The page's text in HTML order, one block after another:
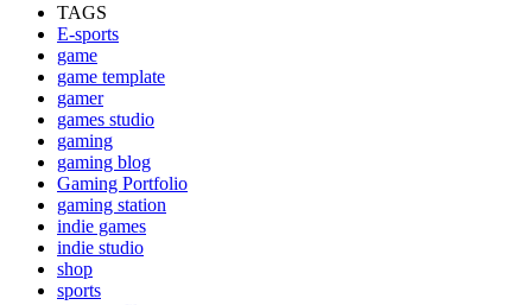
TAGS
E-sports
game
game template
gamer
games studio
gaming
gaming blog
Gaming Portfolio
gaming station
indie games
indie studio
shop
sports